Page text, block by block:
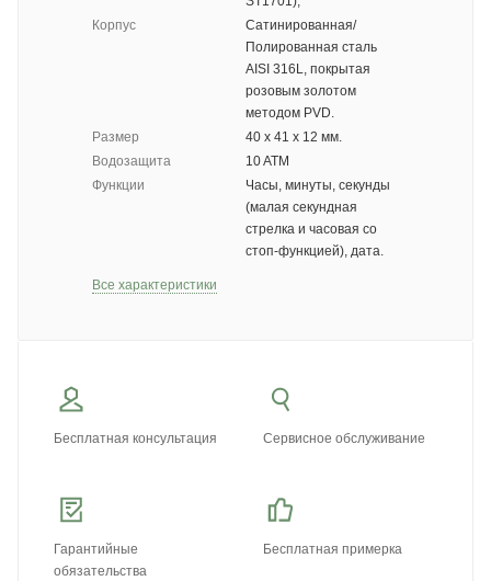
Корпус
Сатинированная/
Полированная сталь
AISI 316L, покрытая
розовым золотом
методом PVD.
Размер
40 х 41 х 12 мм.
Водозащита
10 ATM
Функции
Часы, минуты, секунды
(малая секундная
стрелка и часовая со
стоп-функцией), дата.
Все характеристики
Бесплатная консультация Сервисное обслуживание
Гарантийные
обязательства
Бесплатная примерка